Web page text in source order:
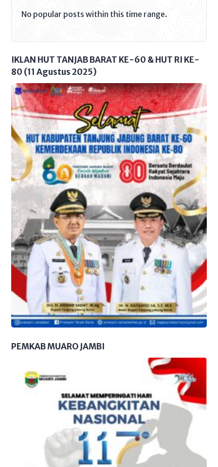
Ali sebagai Ketua Dewan Pengurus
Wilayah (DPW) PKB Jambi. Penunjukan
sisa kepengurusan periode 2021-
Elpisina saat dikonfirmasi […]
No popular posts within this time range.
IKLAN HUT TANJAB BARAT KE-60 & HUT RI KE-
80 (11 Agustus 2025)
PEMKAB MUARO JAMBI